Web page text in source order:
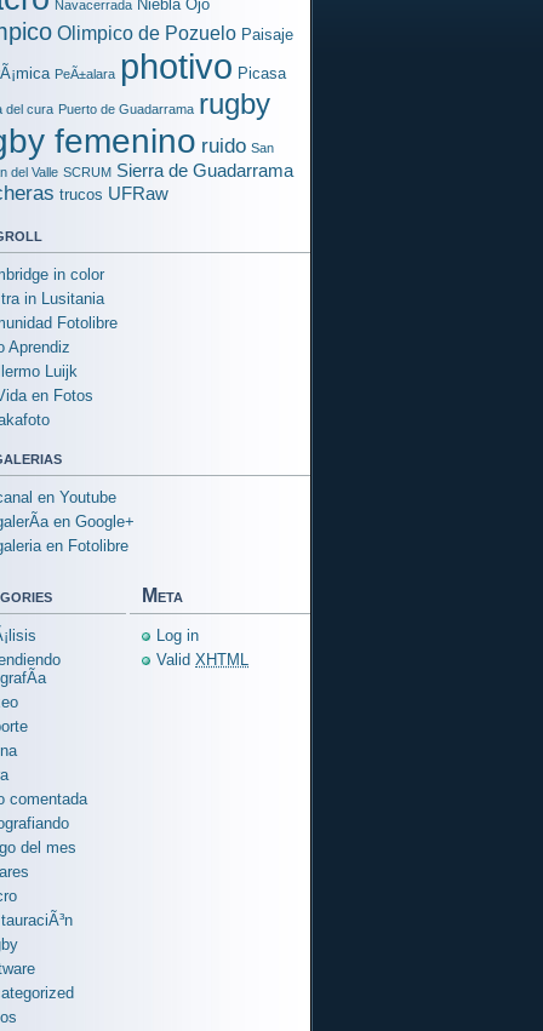
Navacerrada Niebla Ojo
Olimpico de Pozuelo Paisaje
PeÃ±alara photivo Picasa
del cura Puerto de Guadarrama rugby
femenino ruido San
del Valle SCRUM Sierra de Guadarrama
trucos UFRaw
in color
in Lusitania
Fotolibre
Aprendiz
Luijk
en Fotos
en Youtube
en Google+
en Fotolibre
comentada
del mes
Meta
Log in
Valid XHTML